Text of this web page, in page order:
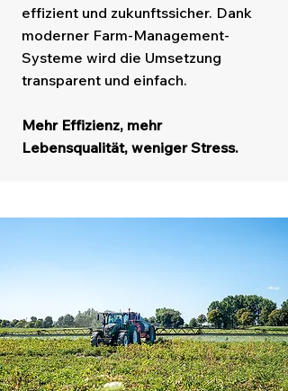
effizient und zukunftssicher. Dank
moderner Farm-Management-
Systeme wird die Umsetzung
transparent und einfach.
Mehr Effizienz, mehr
Lebensqualität, weniger Stress.